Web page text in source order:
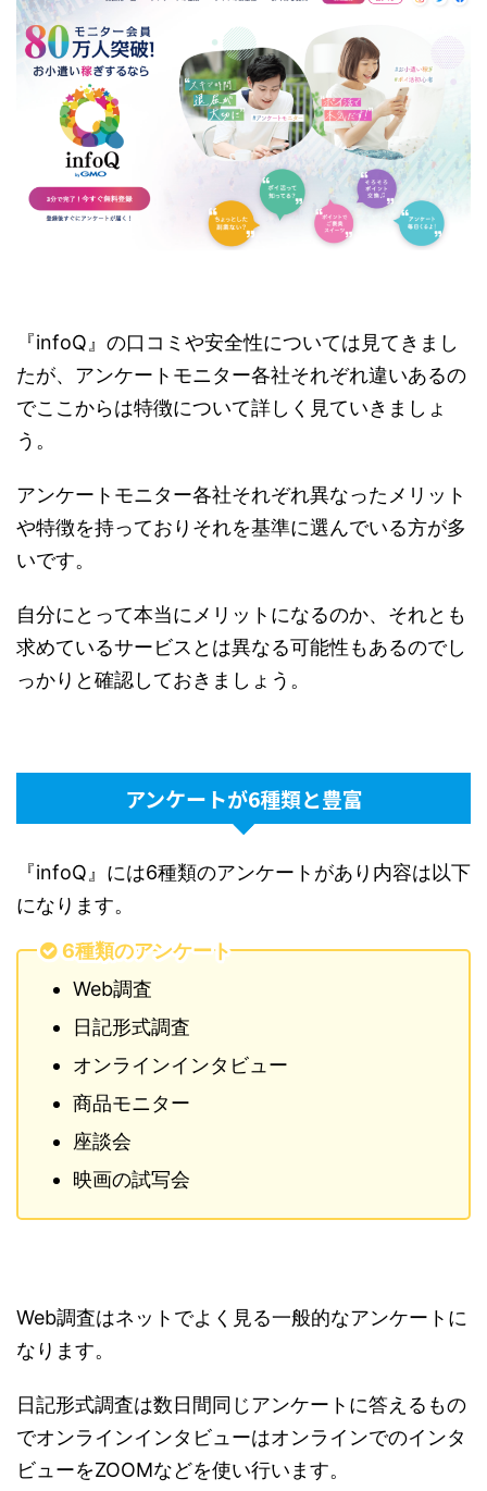
『infoQ』の口コミや安全性については見てきまし
たが、アンケートモニター各社それぞれ違いあるの
でここからは特徴について詳しく見ていきましょ
う。
アンケートモニター各社それぞれ異なったメリット
や特徴を持っておりそれを基準に選んでいる方が多
いです。
自分にとって本当にメリットになるのか、それとも
求めているサービスとは異なる可能性もあるのでし
っかりと確認しておきましょう。
アンケートが6種類と豊富
『infoQ』には6種類のアンケートがあり内容は以下
になります。
6種類のアンケート
Web調査
日記形式調査
オンラインインタビュー
商品モニター
座談会
映画の試写会
Web調査はネットでよく見る一般的なアンケートに
なります。
日記形式調査は数日間同じアンケートに答えるもの
でオンラインインタビューはオンラインでのインタ
ビューをZOOMなどを使い行います。